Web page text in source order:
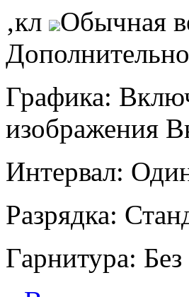
‚кл
Обычная
Дополнительно
Графика:
изображения
Интервал:
Разрядка:
Гарнитура: Без